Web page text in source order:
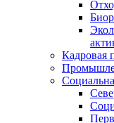
Кадровая